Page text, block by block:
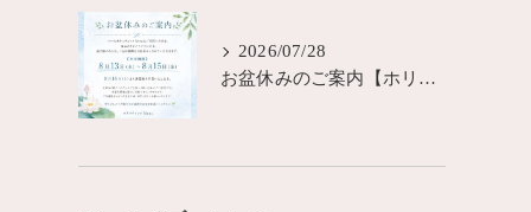
2026/07/28
お盆休みのご案内【ホリスティック Munaスタジオ】